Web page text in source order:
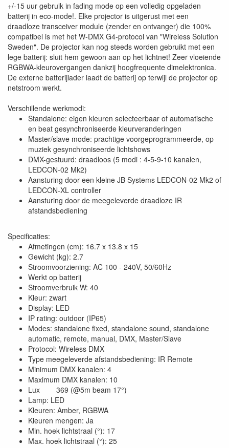
+/-15 uur gebruik in fading mode op een volledig opgeladen
batterij in eco-mode!. Elke projector is uitgerust met een
draadloze transceiver module (zender en ontvanger) die 100%
compatibel is met het W-DMX G4-protocol van "Wireless Solution
Sweden". De projector kan nog steeds worden gebruikt met een
lege batterij: sluit hem gewoon aan op het lichtnet! Zeer vloeiende
RGBWA-kleurovergangen dankzij hoogfrequente dimelektronica.
De externe batterijlader laadt de batterij op terwijl de projector op
netstroom werkt.
Verschillende werkmodi:
Standalone: eigen kleuren selecteerbaar of automatische
en beat gesynchroniseerde kleurveranderingen
Master/slave mode: prachtige voorgeprogrammeerde, op
muziek gesynchroniseerde lichtshows
DMX-gestuurd: draadloos (5 modi : 4-5-9-10 kanalen,
LEDCON-02 Mk2)
Aansturing door een kleine JB Systems LEDCON-02 Mk2 of
LEDCON-XL controller
Aansturing door de meegeleverde draadloze IR
afstandsbediening
Specificaties:
Afmetingen (cm): 16.7 x 13.8 x 15
Gewicht (kg): 2.7
Stroomvoorziening: AC 100 - 240V, 50/60Hz
Werkt op batterij
Stroomverbruik W: 40
Kleur: zwart
Display: LED
IP rating: outdoor (IP65)
Modes: standalone fixed, standalone sound, standalone
automatic, remote, manual, DMX, Master/Slave
Protocol: Wireless DMX
Type meegeleverde afstandsbediening: IR Remote
Minimum DMX kanalen: 4
Maximum DMX kanalen: 10
Lux 369 (@5m beam 17°)
Lamp: LED
Kleuren: Amber, RGBWA
Kleuren mengen: Ja
Min. hoek lichtstraal (°): 17
Max. hoek lichtstraal (°): 25